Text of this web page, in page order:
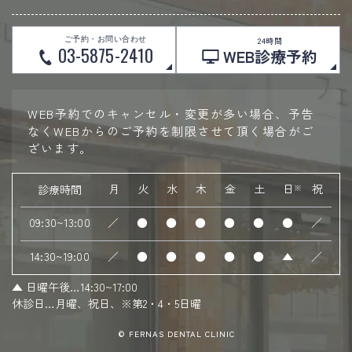
ご予約・お問い合わせ
03-5875-2410
24時間
WEB診療予約
WEB予約でのキャンセル・変更が多い場合、予告
なくWEBからのご予約を制限させて頂く場合がご
ざいます。
診療時間 月 火 水 木 金 土 日 ※ 祝
09:30~13:00 ／ ● ● ● ● ● ● ／
14:30~19:00 ／ ● ● ● ● ● ▲
／
▲ 日曜午後…14:30~17:00
休診日…月曜、祝日、※第2・4・5日曜
© FERNAS DENTAL CLINIC